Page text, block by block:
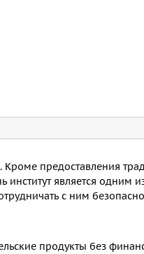
предоставления
является одним
с ним
продукты без